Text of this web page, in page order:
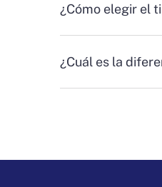
¿Cómo elegir el
¿Cuál es la